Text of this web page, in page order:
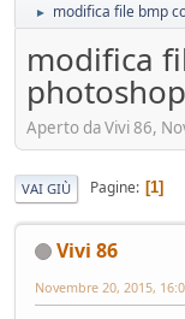
► modifica file bmp
modifica
Aperto da Vivi 86,
VAI GIÙ Pagine 1
Vivi 86
Novembre 20, 2015,